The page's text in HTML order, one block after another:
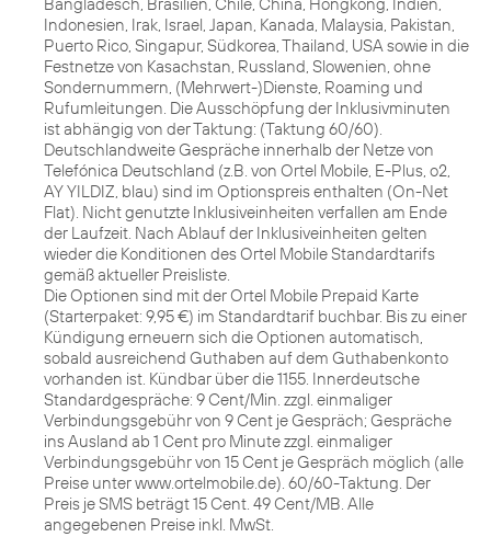
Indonesien, Irak, Israel, Japan, Kanada, Malaysia, Pakistan,
Puerto Rico, Singapur, Südkorea, Thailand, USA sowie in die
Festnetze von Kasachstan, Russland, Slowenien, ohne
Sondernummern, (Mehrwert-)Dienste, Roaming und
Rufumleitungen. Die Ausschöpfung der Inklusivminuten
ist abhängig von der Taktung: (Taktung 60/60).
Deutschlandweite Gespräche innerhalb der Netze von
Telefónica Deutschland (z.B. von Ortel Mobile, E-Plus, o2,
AY YILDIZ, blau) sind im Optionspreis enthalten (On-Net
Flat). Nicht genutzte Inklusiveinheiten verfallen am Ende
der Laufzeit. Nach Ablauf der Inklusiveinheiten gelten
wieder die Konditionen des Ortel Mobile Standardtarifs
gemäß aktueller Preisliste.
Die Optionen sind mit der Ortel Mobile Prepaid Karte
(Starterpaket: 9,95 €) im Standardtarif buchbar. Bis zu einer
Kündigung erneuern sich die Optionen automatisch,
sobald ausreichend Guthaben auf dem Guthabenkonto
vorhanden ist. Kündbar über die 1155. Innerdeutsche
Standardgespräche: 9 Cent/Min. zzgl. einmaliger
Verbindungsgebühr von 9 Cent je Gespräch; Gespräche
ins Ausland ab 1 Cent pro Minute zzgl. einmaliger
Verbindungsgebühr von 15 Cent je Gespräch möglich (alle
Preise unter www.ortelmobile.de). 60/60-Taktung. Der
Preis je SMS beträgt 15 Cent. 49 Cent/MB. Alle
angegebenen Preise inkl. MwSt.